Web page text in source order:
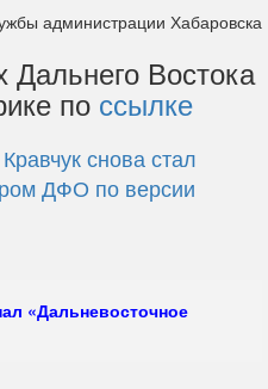
администрации Хабаровска
Востока
по ссылке
снова стал
ДФО по версии
«Дальневосточное